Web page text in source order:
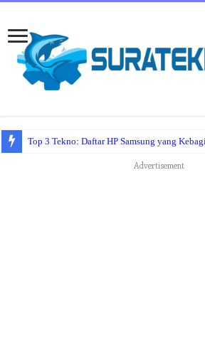
Top 3 Tekno: Daftar HP Samsung yang
Advertisement